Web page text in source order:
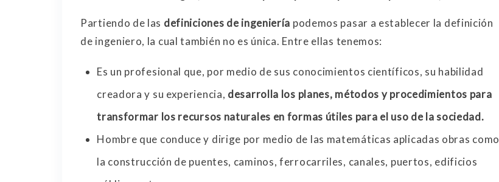
Partiendo de las definiciones de ingeniería podemos pasar a establecer la definición
de ingeniero, la cual también no es única. Entre ellas tenemos:
Es un profesional que, por medio de sus conocimientos científicos, su habilidad
creadora y su experiencia, desarrolla los planes, métodos y procedimientos para
transformar los recursos naturales en formas útiles para el uso de la sociedad.
Hombre que conduce y dirige por medio de las matemáticas aplicadas obras como
la construcción de puentes, caminos, ferrocarriles, canales, puertos, edificios